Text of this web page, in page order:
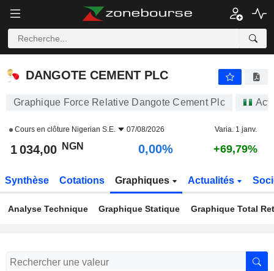
DANGOTE CEMENT PLC
DANGOTE CEMENT PLC
Graphique Force Relative Dangote Cement Plc
Cours en clôture Nigerian S.E. 07/08/2026 Varia. 1 janv.
1 034,00 NGN 0,00% +69,79%
Synthèse Cotations Graphiques Actualités
Analyse Technique Graphique Statique Graphique Total